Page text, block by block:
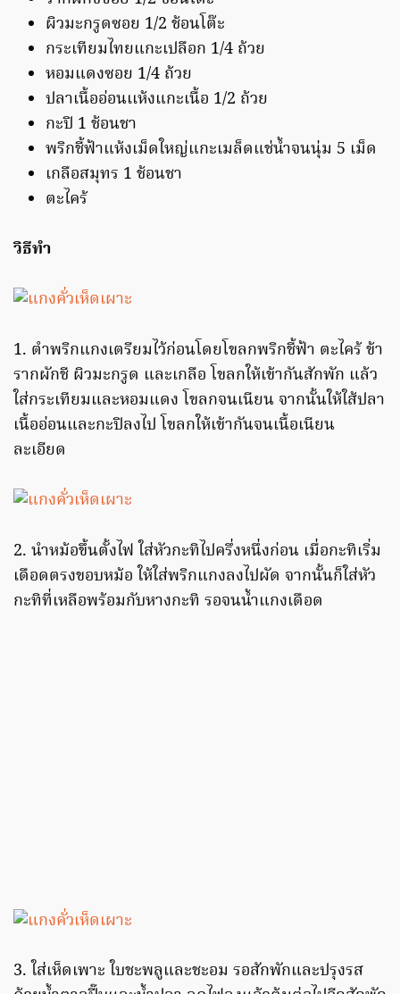
ผิวมะกรูดซอย 1/2 ช้อนโต๊ะ
กระเทียมไทยแกะเปลือก 1/4 ถ้วย
หอมแดงซอย 1/4 ถ้วย
ปลาเนื้ออ่อนเเห้งแกะเนื้อ 1/2 ถ้วย
กะปิ 1 ช้อนชา
พริกชี้ฟ้าแห้งเม็ดใหญ่แกะเมล็ดแช่น้ำจนนุ่ม 5 เม็ด
เกลือสมุทร 1 ช้อนชา
ตะไคร้
วิธีทำ
1. ตำพริกแกงเตรียมไว้ก่อนโดยโขลกพริกชี้ฟ้า ตะไคร้ ข้า
รากผักชี ผิวมะกรูด และเกลือ โขลกให้เข้ากันสักพัก แล้ว
ใส่กระเทียมและหอมแดง โขลกจนเนียน จากนั้นให้ใส้ปลา
เนื้ออ่อนและกะปิลงไป โขลกให้เข้ากันจนเนื้อเนียน
ละเอียด
2. นำหม้อขึ้นตั้งไฟ ใส่หัวกะทิไปครึ่งหนึ่งก่อน เมื่อกะทิเริ่ม
เดือดตรงขอบหม้อ ให้ใส่พริกแกงลงไปผัด จากนั้นก็ใส่หัว
กะทิที่เหลือพร้อมกับหางกะทิ รอจนน้ำแกงเดือด
3. ใส่เห็ดเพาะ ใบชะพลูและชะอม รอสักพักและปรุงรส